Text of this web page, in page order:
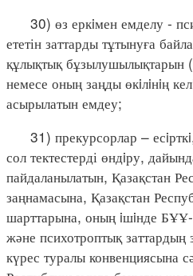
30) өз еркiмен емделу -
ететін заттарды тұтынуға
құлықтық бұзылушылықтарын
немесе оның заңды өкiлiнiң
асырылатын емдеу;
31) прекурсорлар – есiрткi,
сол тектестерді өндiру,
пайдаланылатын, Қазақстан
заңнамасына, Қазақстан
шарттарына, оның iшiнде
және психотроптық
күрес туралы конвенциясына